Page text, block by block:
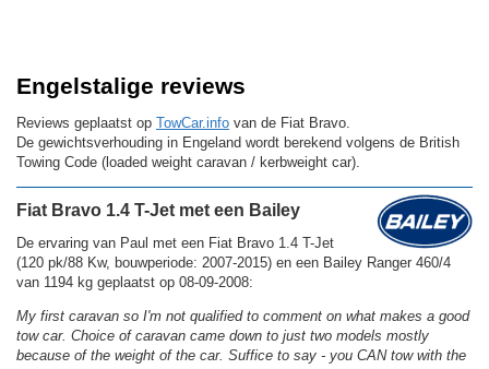
Engelstalige reviews
Reviews geplaatst op TowCar.info van de Fiat Bravo.
De gewichtsverhouding in Engeland wordt berekend volgens de British
Towing Code (loaded weight caravan / kerbweight car).
Fiat Bravo 1.4 T-Jet met een Bailey
De ervaring van Paul met een Fiat Bravo 1.4 T-Jet
(120 pk/88 Kw, bouwperiode: 2007-2015) en een Bailey Ranger 460/4
van 1194 kg geplaatst op 08-09-2008:
My first caravan so I'm not qualified to comment on what makes a good
tow car. Choice of caravan came down to just two models mostly
because of the weight of the car. Suffice to say - you CAN tow with the